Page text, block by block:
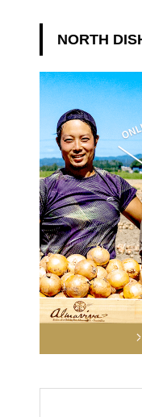
NORTH